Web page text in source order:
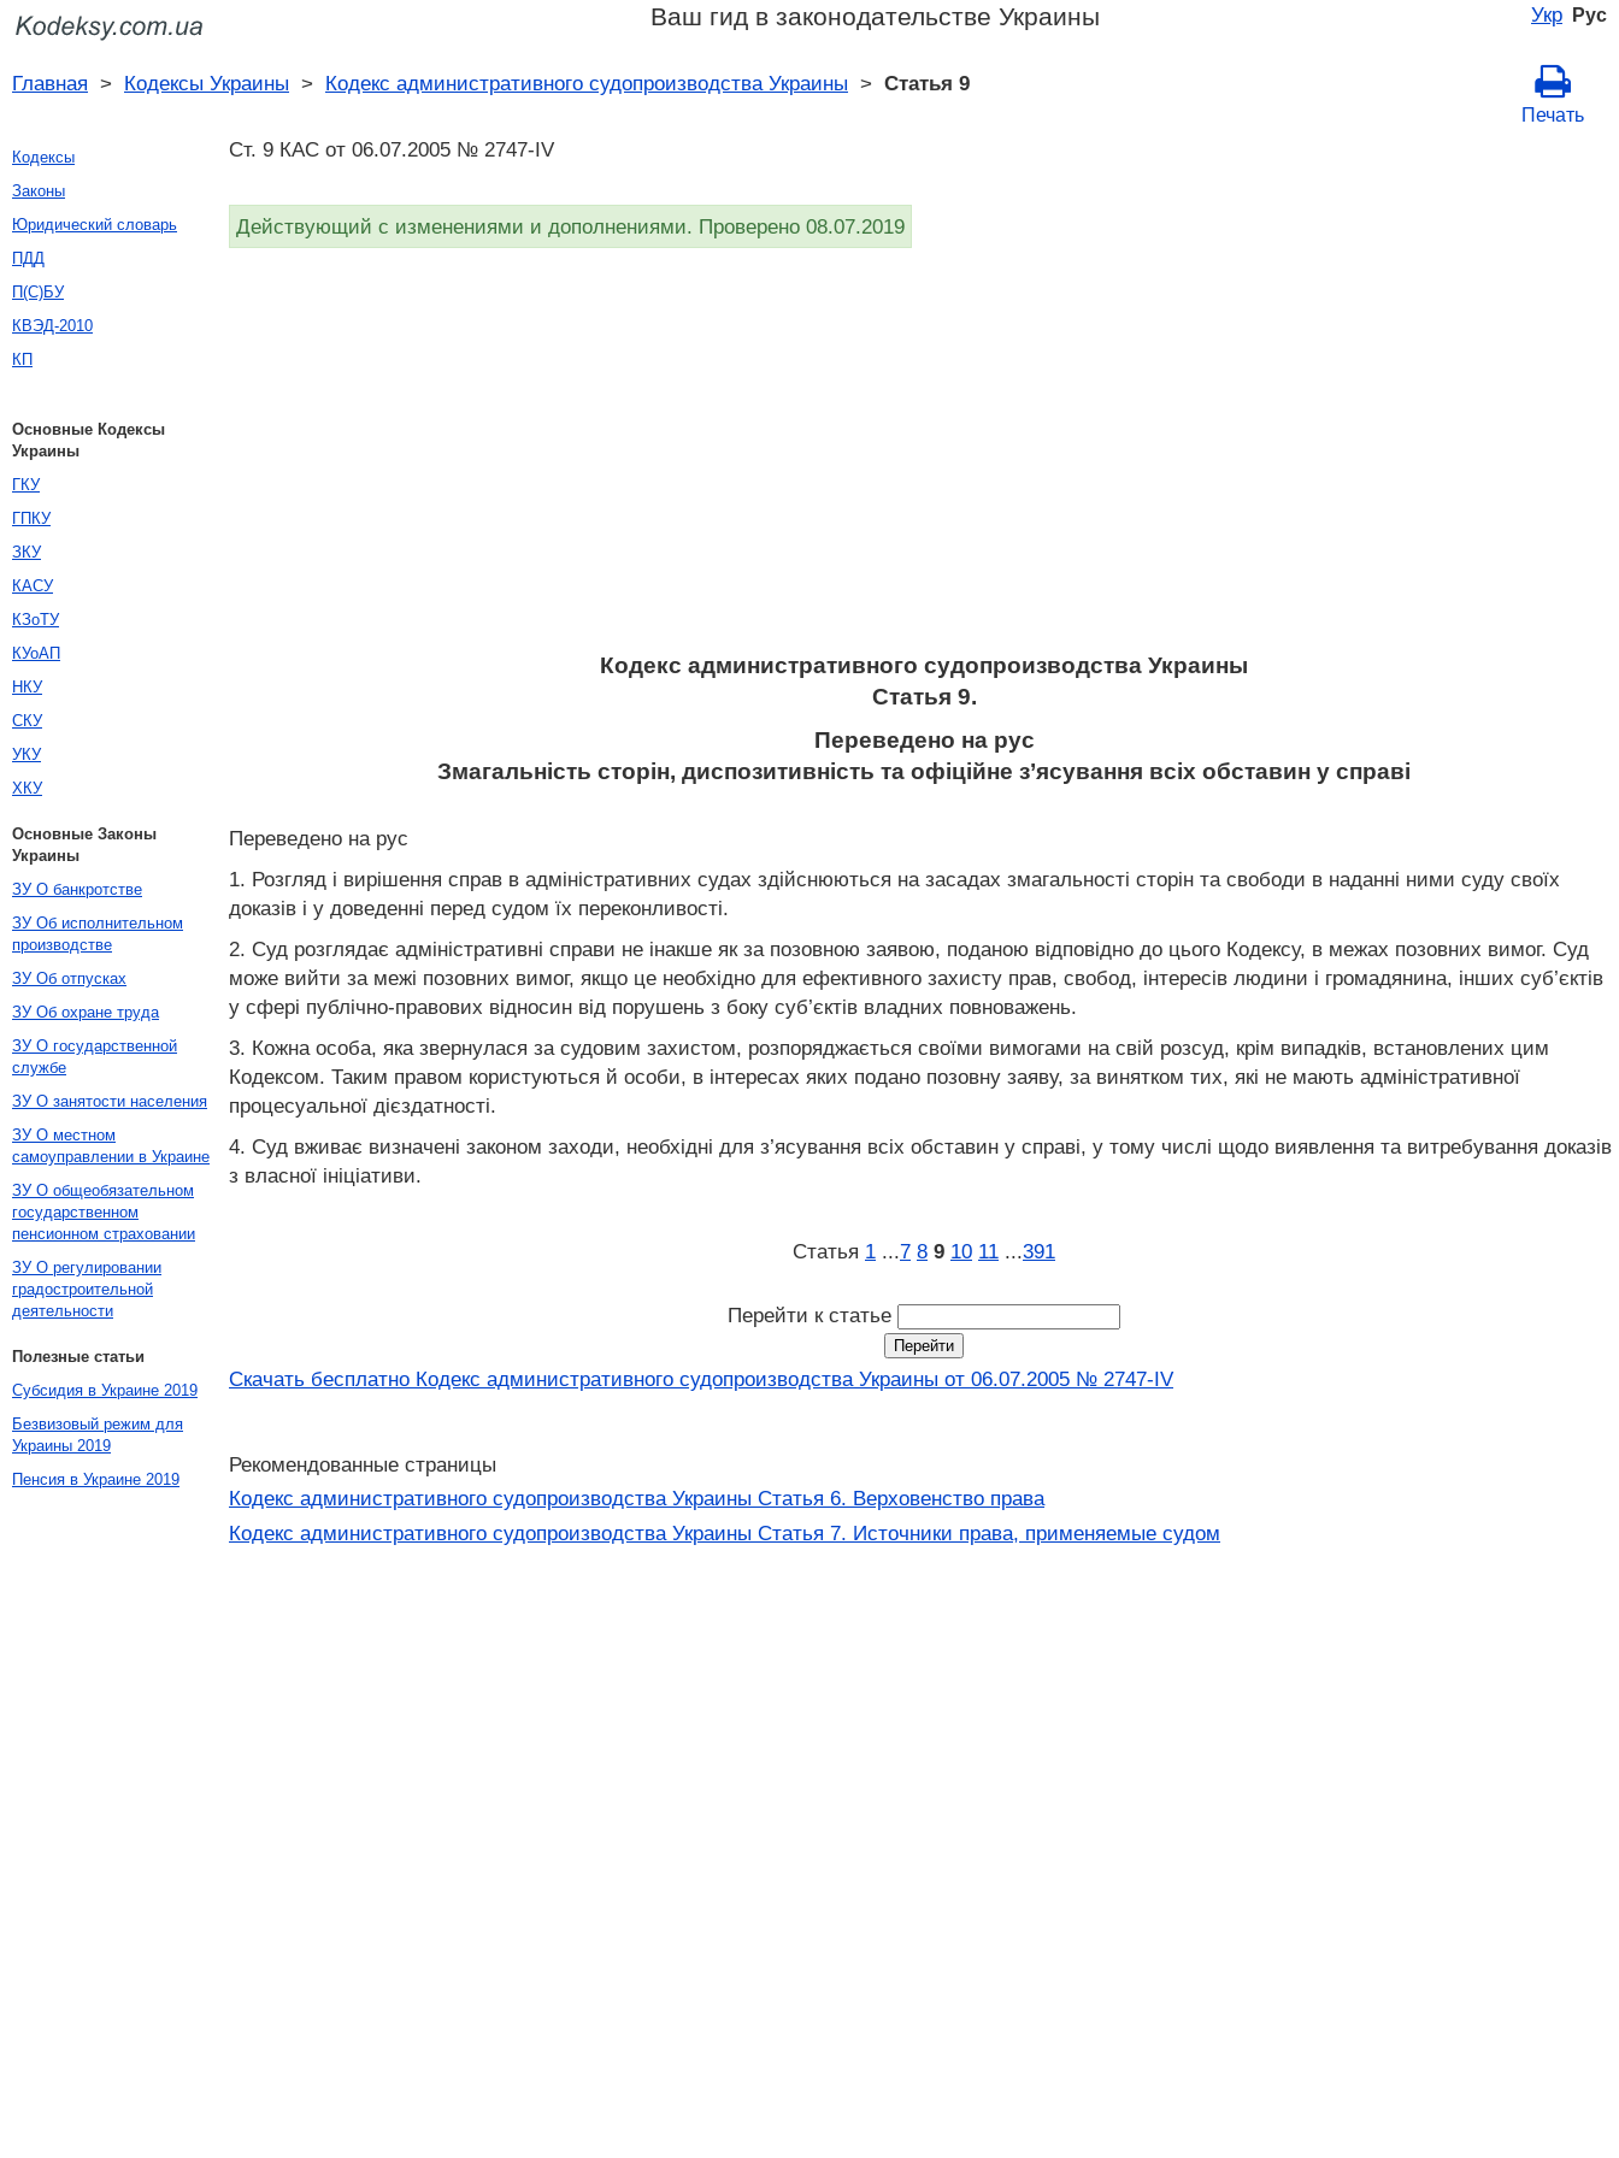
Укр Рус
Ваш гид в законодательстве Украины
Главная > Кодексы Украины > Кодекс административного судопроизводства Украины > Статья 9
Печать
Ст. 9 КАС от 06.07.2005 № 2747-IV
Действующий с изменениями и дополнениями. Проверено 08.07.2019
Кодекс административного судопроизводства Украины
Статья 9.
Переведено на рус
Змагальність сторін, диспозитивність та офіційне з’ясування всіх обставин у справі
Переведено на рус
1. Розгляд і вирішення справ в адміністративних судах здійснюються на засадах змагальності сторін та свободи в наданні ними суду своїх
доказів і у доведенні перед судом їх переконливості.
2. Суд розглядає адміністративні справи не інакше як за позовною заявою, поданою відповідно до цього Кодексу, в межах позовних вимог. Суд
може вийти за межі позовних вимог, якщо це необхідно для ефективного захисту прав, свобод, інтересів людини і громадянина, інших суб’єктів
у сфері публічно-правових відносин від порушень з боку суб’єктів владних повноважень.
3. Кожна особа, яка звернулася за судовим захистом, розпоряджається своїми вимогами на свій розсуд, крім випадків, встановлених цим
Кодексом. Таким правом користуються й особи, в інтересах яких подано позовну заяву, за винятком тих, які не мають адміністративної
процесуальної дієздатності.
4. Суд вживає визначені законом заходи, необхідні для з’ясування всіх обставин у справі, у тому числі щодо виявлення та витребування доказів
з власної ініціативи.
Статья 1 ...7 8 9 10 11 ...391
Перейти к статье
Скачать бесплатно Кодекс административного судопроизводства Украины от 06.07.2005 № 2747-IV
Рекомендованные страницы
Кодекс административного судопроизводства Украины Статья 6. Верховенство права
Кодекс административного судопроизводства Украины Статья 7. Источники права, применяемые судом
Кодексы
Законы
Юридический словарь
ПДД
П(С)БУ
КВЭД-2010
КП
Основные Кодексы
Украины
ГКУ
ГПКУ
ЗКУ
КАСУ
КЗоТУ
КУоАП
НКУ
СКУ
УКУ
ХКУ
Основные Законы
Украины
ЗУ О банкротстве
ЗУ Об исполнительном
производстве
ЗУ Об отпусках
ЗУ Об охране труда
ЗУ О государственной
службе
ЗУ О занятости населения
ЗУ О местном
самоуправлении в Украине
ЗУ О общеобязательном
государственном
пенсионном страховании
ЗУ О регулировании
градостроительной
деятельности
Полезные статьи
Субсидия в Украине 2019
Безвизовый режим для
Украины 2019
Пенсия в Украине 2019